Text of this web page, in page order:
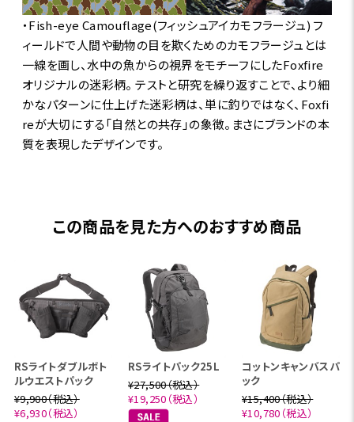
・Fish-eye Camouflage(フィッシュアイカモフラージュ) フ
ィールドで人間や動物の目を欺くためのカモフラージュとは
一線を画し、水中の魚からの視界をモチーフにしたFoxfire
オリジナルの迷彩柄。 テストと研究を繰り返すことで、より細
かなパターンに仕上げた迷彩柄は、単に釣りではなく、Foxfi
reが大切にする「自然との共存」の象徴。まさにブランドの本
質を表現したデザインです。
この商品を見た方へのおすすめ商品
RSライトダブルボト
ルウエストパック
¥9,900（税込）
¥6,930（税込）
RSライトパック25L
¥27,500（税込）
¥19,250（税込）
コットンキャンバスパ
ック
¥15,400（税込）
¥10,780（税込）